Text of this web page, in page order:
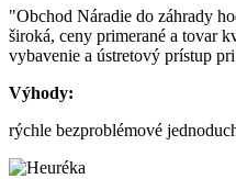
"Obchod Náradie do záhrady
široká, ceny primerané a tovar
vybavenie a ústretový prístup
Výhody:
rýchle bezproblémové